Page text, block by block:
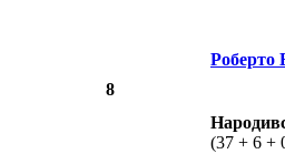
8
Роберто
(37 + 6 +